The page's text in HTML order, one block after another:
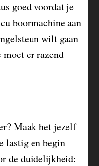
goed voordat je
boormachine aan
wilt gaan
moet er razend
Maak het jezelf
lastig en begin
de duidelijkheid: